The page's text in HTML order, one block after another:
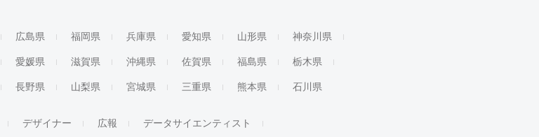
広島県 福岡県 兵庫県 愛知県 山形県 神奈川県
愛媛県 滋賀県 沖縄県 佐賀県 福島県 栃木県
長野県 山梨県 宮城県 三重県 熊本県 石川県
デザイナー 広報 データサイエンティスト